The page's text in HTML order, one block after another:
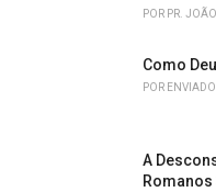
POR PR.
Como
POR
A
Romanos